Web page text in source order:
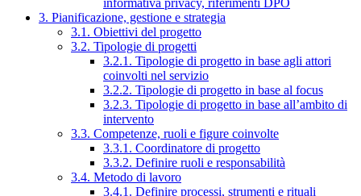
informativa privacy, riferimenti DPO
3. Pianificazione, gestione e strategia
3.1. Obiettivi del progetto
3.2. Tipologie di progetti
3.2.1. Tipologie di progetto in base agli attori
coinvolti nel servizio
3.2.2. Tipologie di progetto in base al focus
3.2.3. Tipologie di progetto in base all’ambito di
intervento
3.3. Competenze, ruoli e figure coinvolte
3.3.1. Coordinatore di progetto
3.3.2. Definire ruoli e responsabilità
3.4. Metodo di lavoro
3.4.1. Definire processi, strumenti e rituali